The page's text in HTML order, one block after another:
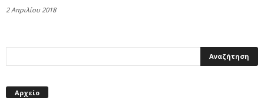
2 Απριλίου 2018
Αρχείο